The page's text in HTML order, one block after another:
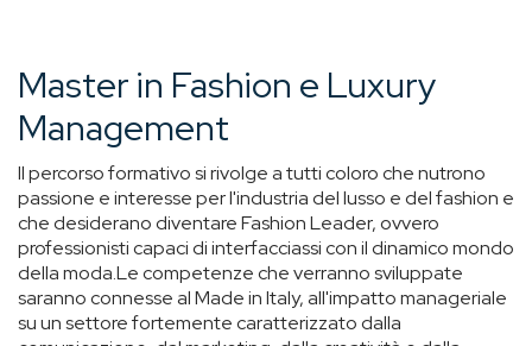
Master in Fashion e Luxury
Management
Il percorso formativo si rivolge a tutti coloro che nutrono
passione e interesse per l'industria del lusso e del fashion e
che desiderano diventare Fashion Leader, ovvero
professionisti capaci di interfacciassi con il dinamico mondo
della moda.Le competenze che verranno sviluppate
saranno connesse al Made in Italy, all'impatto manageriale
su un settore fortemente caratterizzato dalla